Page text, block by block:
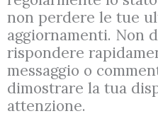
non perdere le tue
aggiornamenti. Non
rispondere
messaggio o
dimostrare la tua
attenzione.